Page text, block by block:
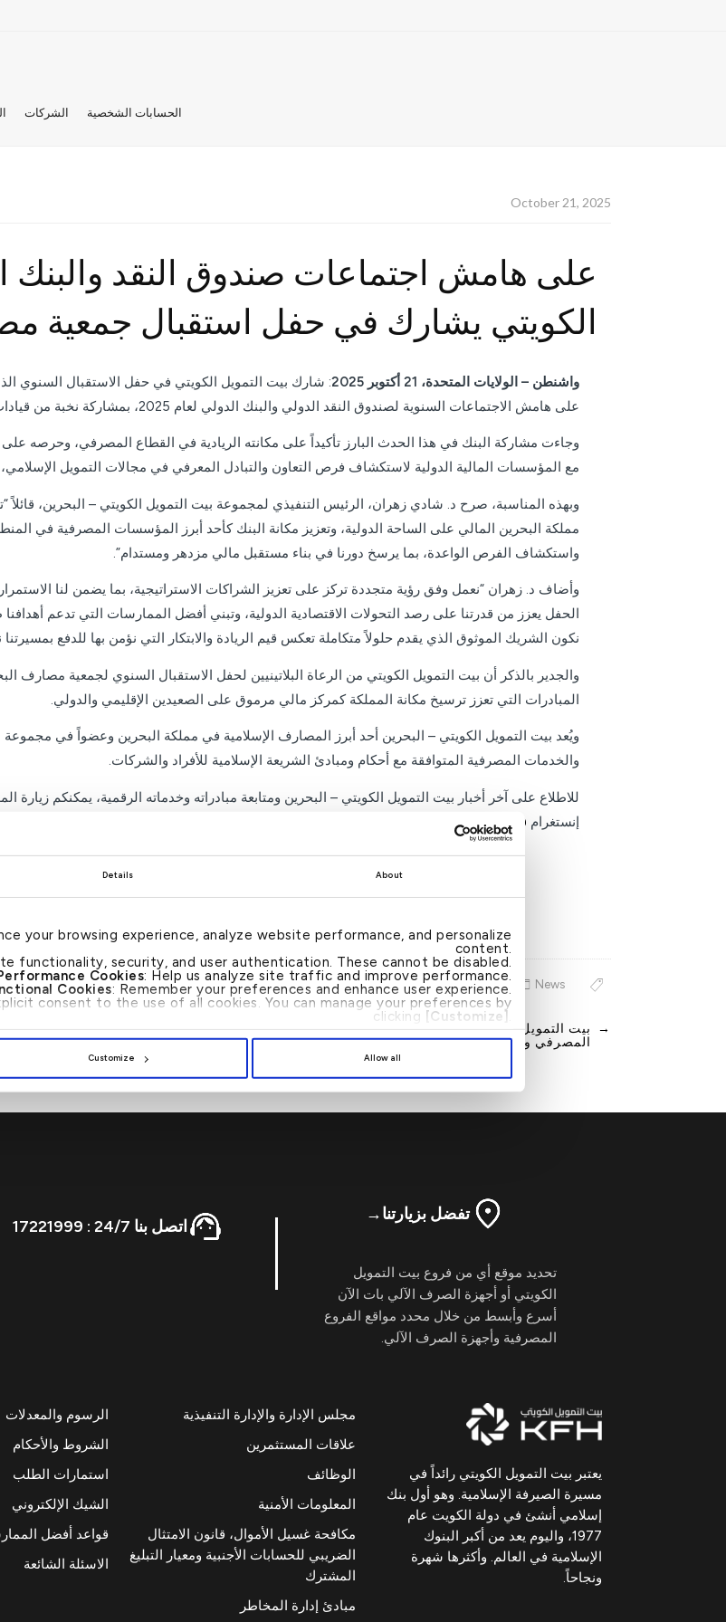
Details About
your browsing experience, analyze website performance, and personalize
content.
functionality, security, and user authentication. These cannot be disabled.
Cookies: Help us analyze site traffic and improve performance.
Cookies: Remember your preferences and enhance user experience.
consent to the use of all cookies. You can manage your preferences by
clicking [Customize]
Customize Allow all
الحسابات الشخصية الشركات
October 21, 2025
الكويتي يشارك في حفل استقبال جمعية
واشنطن – الولايات المتحدة، 21 أكتوبر 2025
: شارك بيت التمويل الكويتي في حفل الاستقبال السنوي
على هامش الاجتماعات السنوية لصندوق النقد الدولي والبنك الدولي لعام 2025، بمشاركة نخبة من قيادات القطاع المصرفي والمالي من مملكة البحرين والمنطقة والعالم.
وجاءت مشاركة البنك في هذا الحدث البارز تأكيداً على مكانته الريادية في القطاع المصرفي، وحرصه على
مع المؤسسات المالية الدولية لاستكشاف فرص التعاون والتبادل المعرفي في مجالات التمويل الإسلامي،
وبهذه المناسبة، صرح د. شادي زهران، الرئيس التنفيذي لمجموعة بيت التمويل الكويتي – البحرين،
مملكة البحرين المالي على الساحة الدولية، وتعزيز مكانة البنك كأحد أبرز المؤسسات المصرفية في
واستكشاف الفرص الواعدة، بما يرسخ دورنا في بناء مستقبل مالي مزدهر ومستدام”.
وأضاف د. زهران “نعمل وفق رؤية متجددة تركز على تعزيز الشراكات الاستراتيجية، بما يضمن لنا
الحفل يعزز من قدرتنا على رصد التحولات الاقتصادية الدولية، وتبني أفضل الممارسات التي تدعم
نكون الشريك الموثوق الذي يقدم حلولاً متكاملة تعكس قيم الريادة والابتكار التي نؤمن بها للدفع بمسيرتنا
والجدير بالذكر أن بيت التمويل الكويتي من الرعاة البلاتينيين لحفل الاستقبال السنوي لجمعية مصارف
المبادرات التي تعزز ترسيخ مكانة المملكة كمركز مالي مرموق على الصعيدين الإقليمي والدولي.
والخدمات المصرفية المتوافقة مع أحكام ومبادئ الشريعة الإسلامية للأفراد والشركات.
للاطلاع على آخر أخبار بيت التمويل الكويتي – البحرين ومتابعة مبادراته وخدماته الرقمية، يمكنكم زيارة
إنستغرام @kfh.bahrain
News
Post
navigation
بيت
بيت التمويل الكويتي يرعى ويشارك في المؤتمر السنوي العشرون للعمل
المصرفي والمالي الإسلامي
→
تفضل بزيارتنا→
تحديد موقع أي من فروع بيت التمويل
الكويتي أو أجهزة الصرف الآلي بات الآن
أسرع وأبسط من خلال محدد مواقع الفروع
المصرفية وأجهزة الصرف الآلي.
اتصل بنا 24/7 : 17221999
يعتبر بيت التمويل الكويتي رائداً في
مسيرة الصيرفة الإسلامية. وهو أول بنك
إسلامي أنشئ في دولة الكويت عام
1977، واليوم يعد من أكبر البنوك
الإسلامية في العالم. وأكثرها شهرة
ونجاحاً.
مجلس الإدارة والإدارة التنفيذية
علاقات المستثمرين
الوظائف
المعلومات الأمنية
مكافحة غسيل الأموال، قانون الامتثال
الضريبي للحسابات الأجنبية ومعيار التبليغ
المشترك
مبادئ إدارة المخاطر
الرسوم والمعدلات
الشروط والأحكام
استمارات الطلب
الشيك الإلكتروني
قواعد أفضل
الاسئلة الشائعة